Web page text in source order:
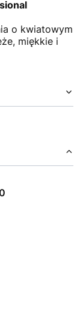
o kwiatowym
miękkie i